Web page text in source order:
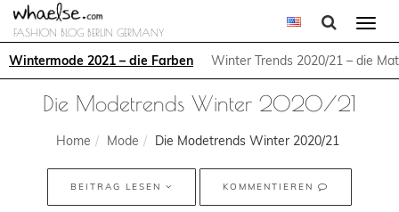
FASHION BLOG BERLIN GERMANY
Wintermode 2021 – die Farben Winter Trends 2020/21 – die
Die Modetrends Winter 2020/21
Home Mode Die Modetrends Winter 2020/21
BEITRAG LESEN KOMMENTIEREN